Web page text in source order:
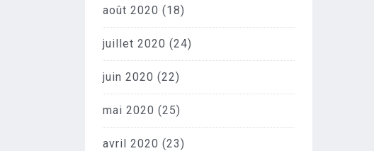
août 2020 (18)
juillet 2020 (24)
juin 2020 (22)
mai 2020 (25)
avril 2020 (23)